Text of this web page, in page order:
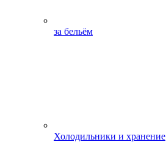
за бельём
Холодильники и хранение